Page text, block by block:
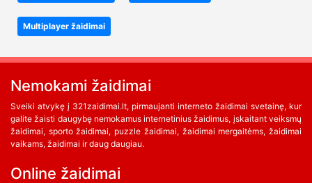
Multiplayer žaidimai
Nemokami žaidimai
Sveiki atvykę į 321zaidimai.lt, pirmaujanti interneto žaidimai svetainę, kur
galite žaisti daugybę nemokamus internetinius žaidimus, įskaitant veiksmų
žaidimai, sporto žaidimai, puzzle žaidimai, žaidimai mergaitėms, žaidimai
vaikams, žaidimai ir daug daugiau.
Online žaidimai